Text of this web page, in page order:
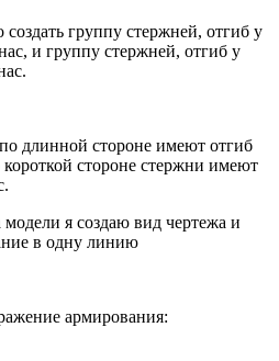
группу стержней, отгиб у
и группу стержней, отгиб у
длинной стороне имеют отгиб
стороне стержни имеют
я создаю вид чертежа и
в одну линию
армирования: